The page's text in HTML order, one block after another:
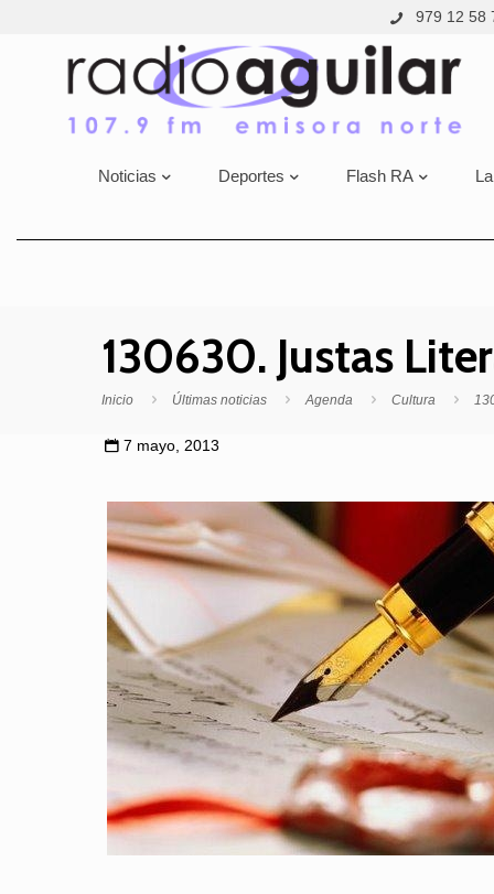
979 12 58
Noticias Deportes Flash RA
130630. Justas
Inicio Últimas noticias Agenda Cultura
7 mayo, 2013